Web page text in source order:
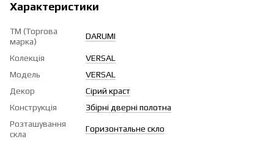
Характеристики
ТМ (Торгова
марка)
DARUMI
Колекція
VERSAL
Модель
VERSAL
Декор
Сірий краст
Конструкція
Збірні дверні полотна
Розташування
скла
Горизонтальне скло